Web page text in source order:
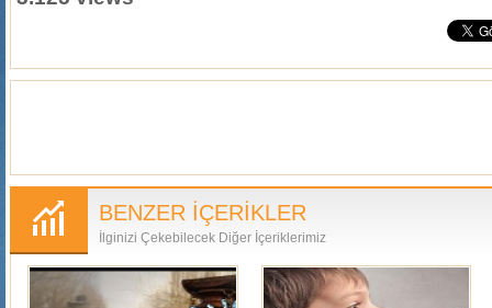
BENZER İÇERİKLER
İlginizi Çekebilecek Diğer İçeriklerimiz